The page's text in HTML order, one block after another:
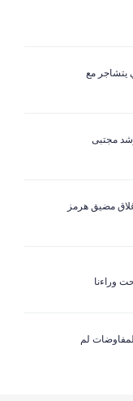
يتشاجر مع
مجتبى
مضيق هرمز
وراءنا
من المفاوضات لم